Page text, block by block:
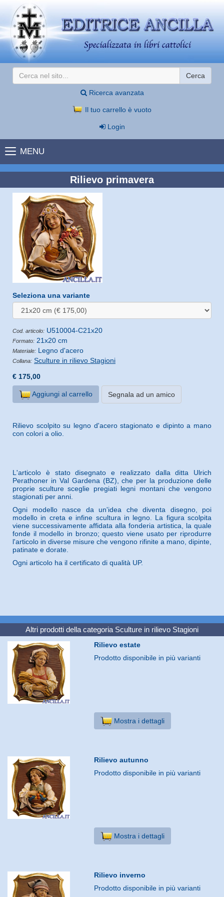
Cerca
Ricerca avanzata
Il tuo carrello è vuoto
Login
MENU
Rilievo primavera
Seleziona una variante
Cod. articolo: U510004-C21x20
Formato: 21x20 cm
Materiale: Legno d'acero
Collana: Sculture in rilievo Stagioni
€ 175,00
Aggiungi al carrello Segnala ad un amico
Rilievo scolpito su legno d'acero stagionato e dipinto a mano
con colori a olio.
L'articolo è stato disegnato e realizzato dalla ditta Ulrich
Perathoner in Val Gardena (BZ), che per la produzione delle
proprie sculture sceglie pregiati legni montani che vengono
stagionati per anni.
Ogni modello nasce da un'idea che diventa disegno, poi
modello in creta e infine scultura in legno. La figura scolpita
viene successivamente affidata alla fonderia artistica, la quale
fonde il modello in bronzo; questo viene usato per riprodurre
l'articolo in diverse misure che vengono rifinite a mano, dipinte,
patinate e dorate.
Ogni articolo ha il certificato di qualità UP.
Altri prodotti della categoria Sculture in rilievo Stagioni
Rilievo estate
Prodotto disponibile in più varianti
Mostra i dettagli
Rilievo autunno
Prodotto disponibile in più varianti
Mostra i dettagli
Rilievo inverno
Prodotto disponibile in più varianti